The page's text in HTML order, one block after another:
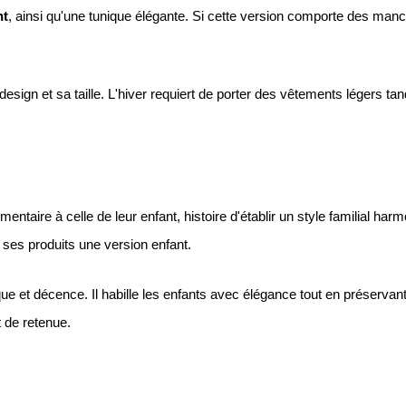
, ainsi qu'une tunique élégante. Si cette version comporte des
et sa taille. L'hiver requiert de porter des vêtements légers
produits une version enfant.
et décence. Il habille les enfants avec élégance tout en
retenue.